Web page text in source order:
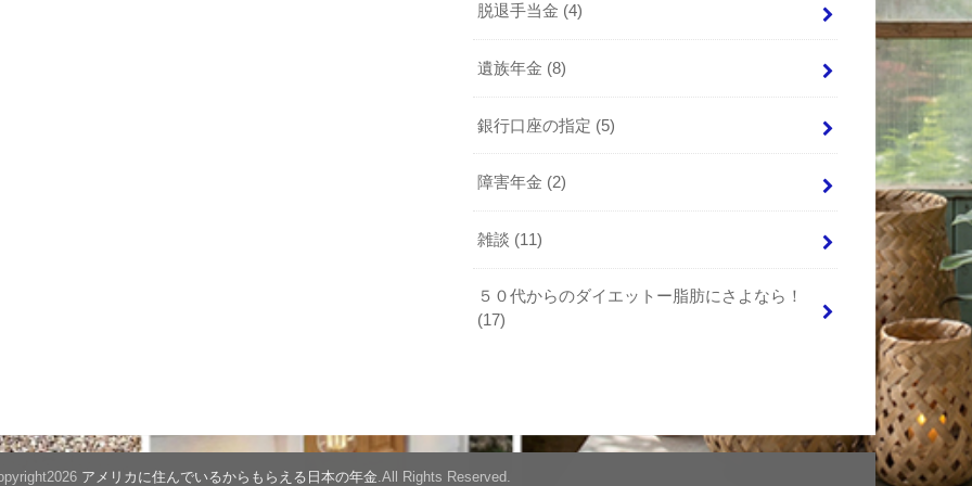
脱退手当金 (4)
遺族年金 (8)
銀行口座の指定 (5)
障害年金 (2)
雑談 (11)
５０代からのダイエットー脂肪にさよなら！
(17)
アメリカに住んでいるからもらえる日本の年金.All Rights Reserved.